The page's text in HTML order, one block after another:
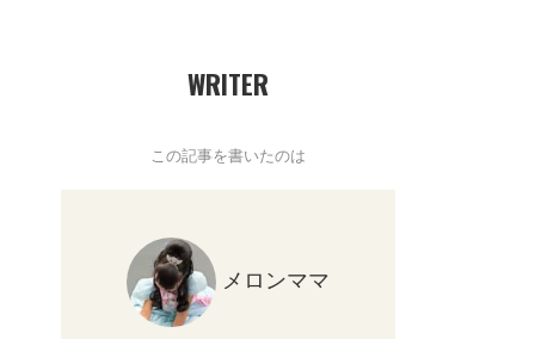
WRITER
この記事を書いたのは
メロンママ